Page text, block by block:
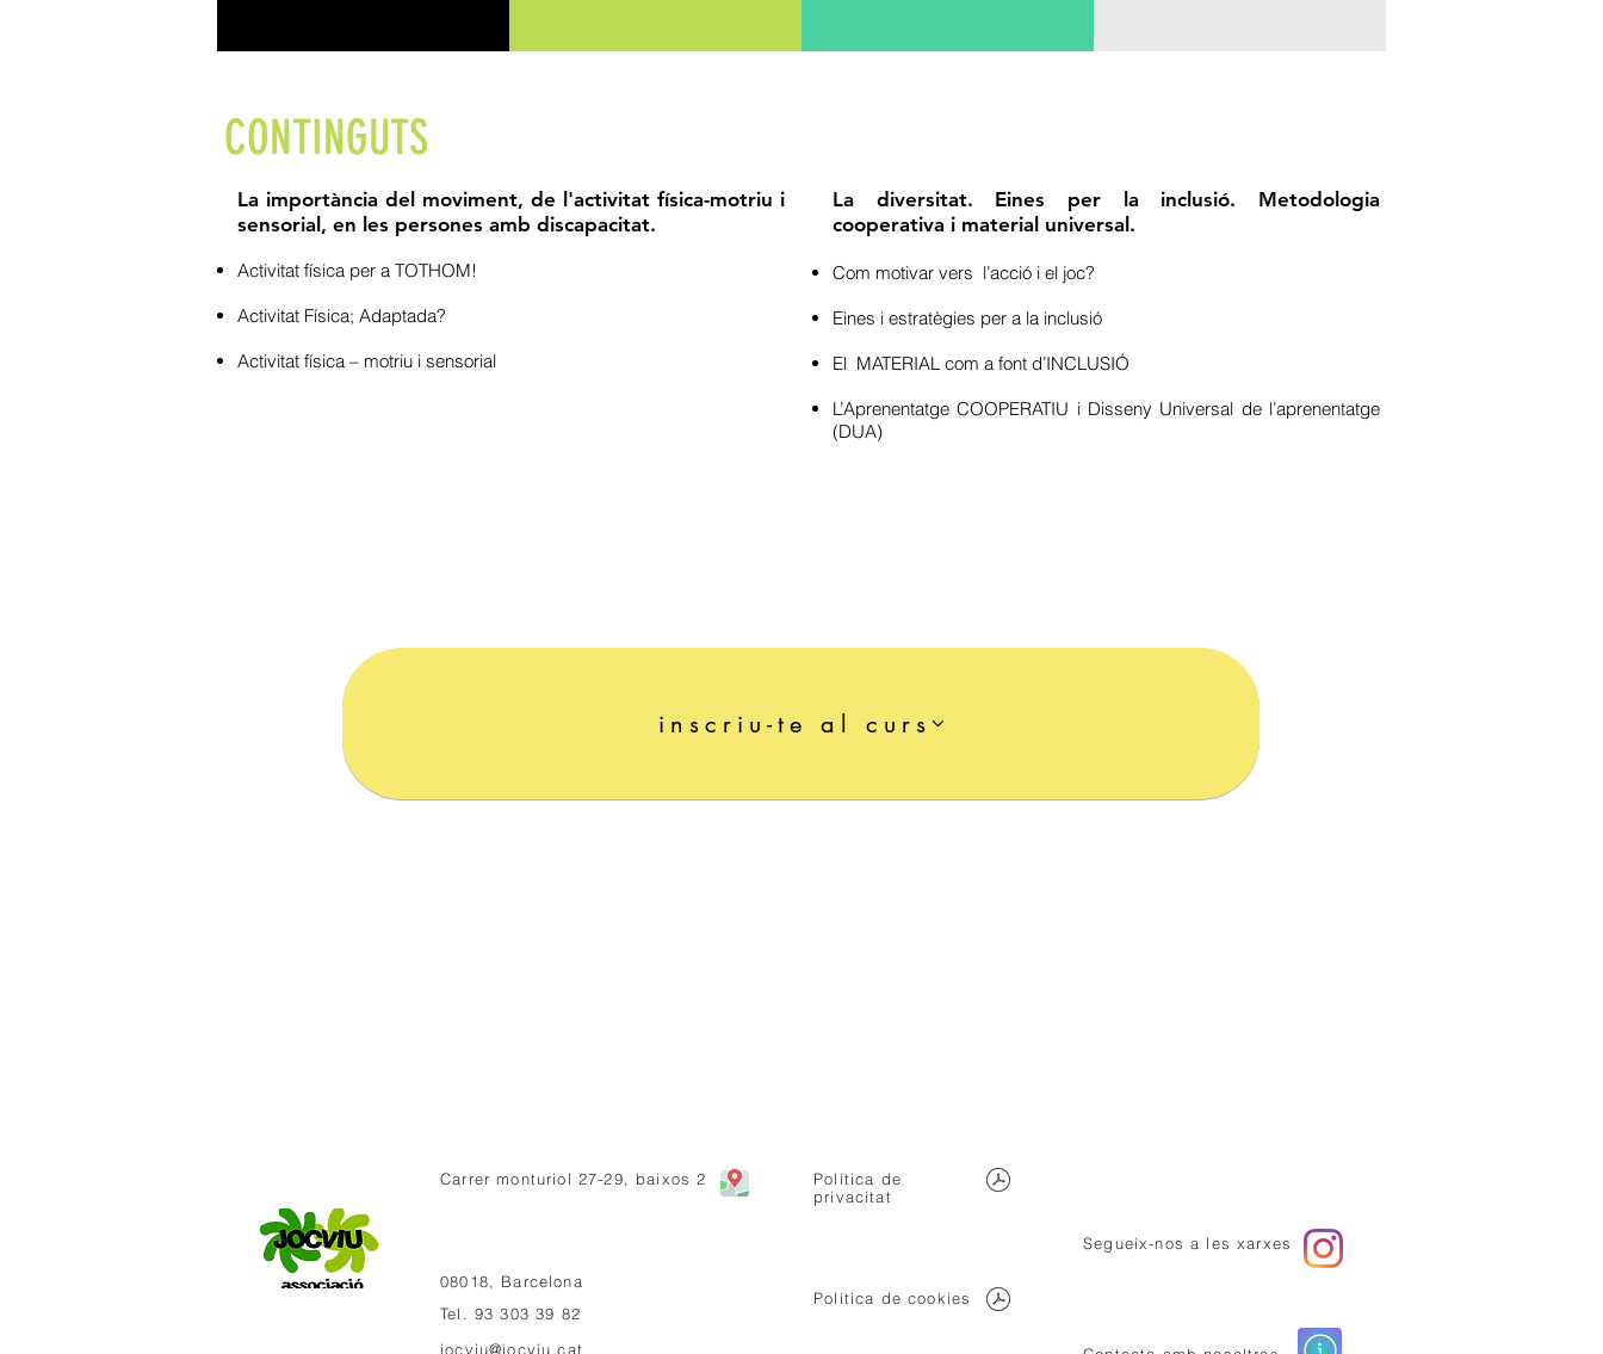
CONTINGUTS
La importància del moviment, de l'activitat física-motriu i
sensorial, en les persones amb discapacitat.
Activitat física per a TOTHOM!
Activitat Física; Adaptada?
Activitat física – motriu i sensorial
La diversitat. Eines per la inclusió. Metodologia
cooperativa i material universal.
Com motivar vers l’acció i el joc?
Eines i estratègies per a la inclusió
El MATERIAL com a font d’INCLUSIÓ
L’Aprenentatge COOPERATIU i Disseny Universal de l’aprenentatge
(DUA)
inscriu-te al curs
Carrer monturiol 27-29, baixos 2
08018, Barcelona
Tel. 93 303 39 82
jocviu@jocviu.cat
Política de
privacitat
Política de cookies
Segueix-nos a les xarxes